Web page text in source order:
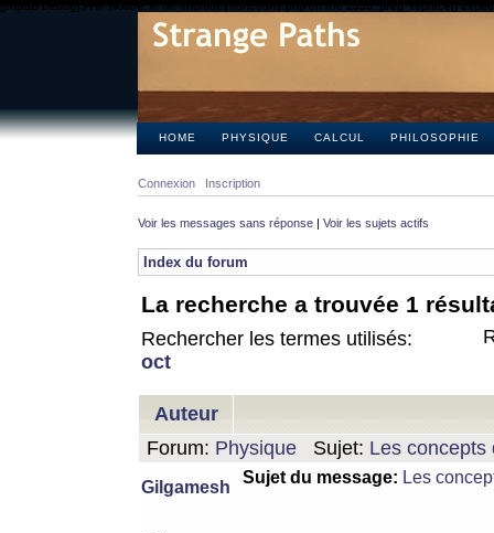
[phpBB Debug] PHP Notice: in file/includes/functions.phpon line2355:preg_replace()
HOME PHYSIQUE CALCUL PHILOSOPHIE
Connexion Inscription
Voir les messages sans réponse | Voir les sujets actifs
Index du forum
La recherche a trouvée 1
Rechercher les termes utilisés:
oct
Auteur
Forum: Physique Sujet: Les concepts
Gilgamesh
Sujet du message: Les